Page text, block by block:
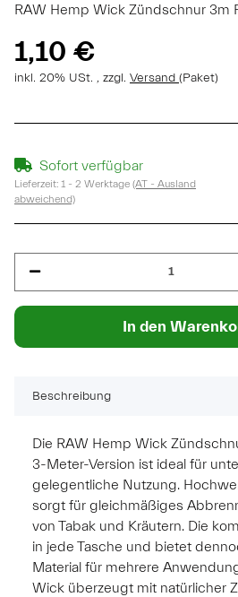
RAW Hemp Wick Zündschnur 3m
1,10 €
inkl. 20% USt. , zzgl. Versand (Paket)
Sofort verfügbar
Lieferzeit: 1 - 2 Werktage (AT - Ausland
abweichend)
In den
Beschreibung
Die RAW Hemp Wick
3-Meter-Version ist ideal für
gelegentliche Nutzung.
sorgt für gleichmäßiges
von Tabak und Kräutern. Die
in jede Tasche und bietet
Material für mehrere
Wick überzeugt mit natürlicher